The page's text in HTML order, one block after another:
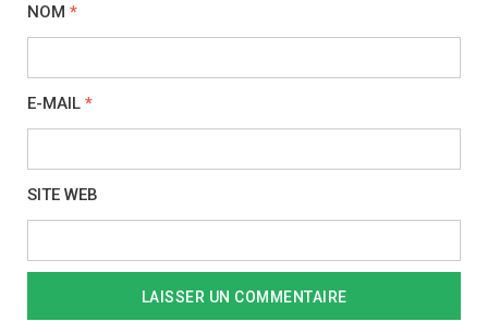
NOM *
E-MAIL *
SITE WEB